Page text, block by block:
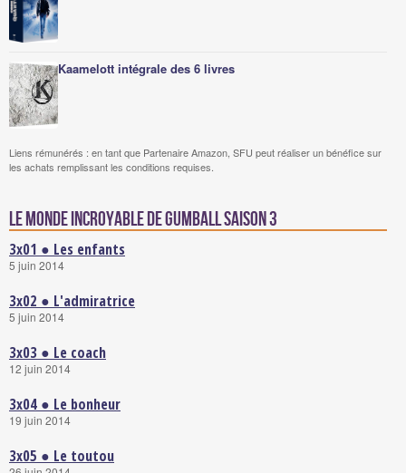
Kaamelott intégrale des 6 livres
Liens rémunérés : en tant que Partenaire Amazon, SFU peut réaliser un bénéfice sur
les achats remplissant les conditions requises.
Le Monde incroyable de Gumball saison 3
3x01 ● Les enfants
5 juin 2014
3x02 ● L'admiratrice
5 juin 2014
3x03 ● Le coach
12 juin 2014
3x04 ● Le bonheur
19 juin 2014
3x05 ● Le toutou